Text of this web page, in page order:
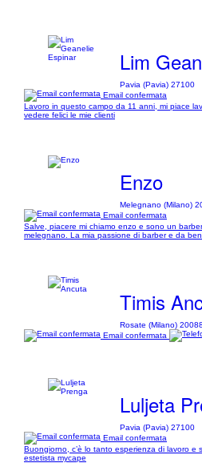
Lim
Pavia (Pavia) 27100
Email confermata
Lavoro in questo campo da 11 anni, mi piace
vedere felici le mie clienti
Enzo
Melegnano (Milano)
Email confermata
Salve, piacere mi chiamo enzo e sono un
melegnano. La mia passione di barber e da
Timis
Rosate (Milano) 20088
Email confermata
Luljeta
Pavia (Pavia) 27100
Email confermata
Buongiorno, c’è lo tanto esperienza di lavoro e
estetista mycape